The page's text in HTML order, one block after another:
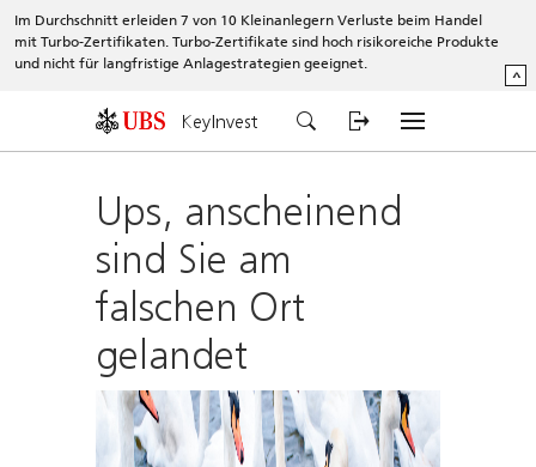
Im Durchschnitt erleiden 7 von 10 Kleinanlegern Verluste beim Handel
mit Turbo-Zertifikaten. Turbo-Zertifikate sind hoch risikoreiche Produkte
und nicht für langfristige Anlagestrategien geeignet.
^
KeyInvest
Ups, anscheinend
sind Sie am
falschen Ort
gelandet